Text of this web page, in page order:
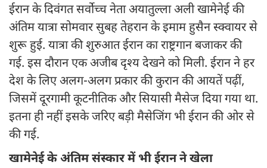
ईरान के दिवंगत सर्वोच्च नेता अयातुल्ला अली खामेनेई की
अंतिम यात्रा सोमवार सुबह तेहरान के इमाम हुसैन स्क्वायर से
शुरू हुई. यात्रा की शुरुआत ईरान का राष्ट्रगान बजाकर की
गई. इस दौरान एक अजीब दृश्य देखने को मिली. ईरान ने हर
देश के लिए अलग-अलग प्रकार की कुरान की आयतें पढ़ीं,
जिसमें दूरगामी कूटनीतिक और सियासी मैसेज दिया गया था.
इतना ही नहीं इसके जरिए बड़ी मैसेजिंग भी ईरान की ओर से
की गई.
खामेनेई के अंतिम संस्कार में भी ईरान ने खेला